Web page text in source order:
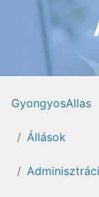
GyongyosAllas
Állások